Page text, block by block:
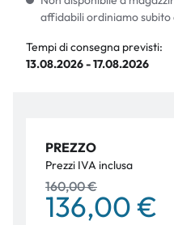
affidabili ordiniamo
Tempi di consegna previsti:
13.08.2026 - 17.08.2026
PREZZO
Prezzi IVA inclusa
160,00 €
136,00 €